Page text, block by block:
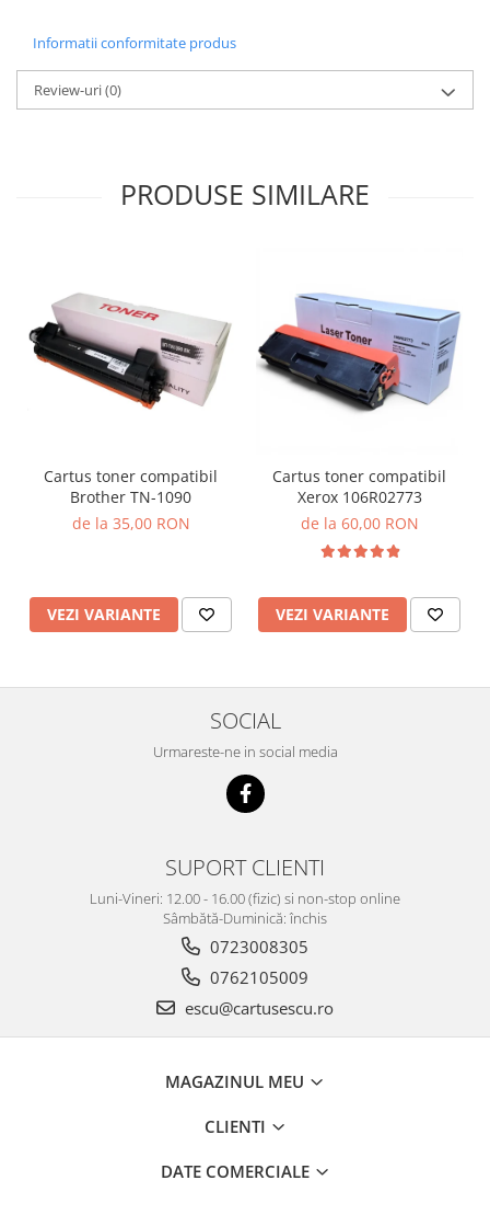
Informatii conformitate produs
Review-uri(0)
PRODUSE SIMILARE
Cartus toner compatibil
Brother TN-1090
de la 35,00 RON
VEZI VARIANTE
Cartus toner compatibil
Xerox 106R02773
de la 60,00 RON
VEZI VARIANTE
SOCIAL
Urmareste-ne in social media
SUPORT CLIENTI
Luni-Vineri: 12.00 - 16.00 (fizic) si non-stop online
Sâmbătă-Duminică: închis
0723008305
0762105009
escu@cartusescu.ro
MAGAZINUL MEU
CLIENTI
DATE COMERCIALE